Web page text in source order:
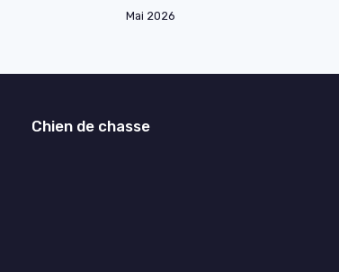
Mai 2026
Chien de chasse